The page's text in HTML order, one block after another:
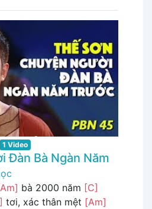
1 Video
Đàn Bà Ngàn Năm
bà 2000 năm [C]
tơi, xác thân mệt [Am]